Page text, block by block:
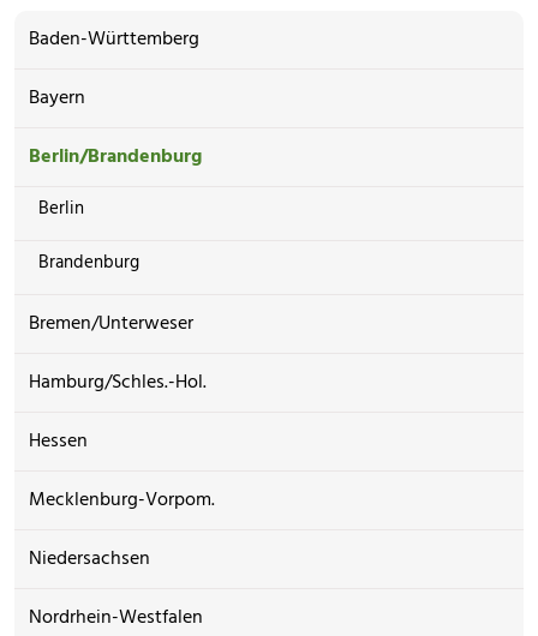
Baden-Württemberg
Bayern
Berlin/Brandenburg
Berlin
Brandenburg
Bremen/Unterweser
Hamburg/Schles.-Hol.
Hessen
Mecklenburg-Vorpom.
Niedersachsen
Nordrhein-Westfalen